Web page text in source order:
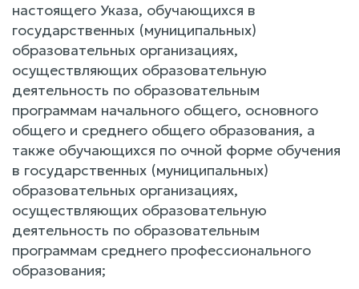
настоящего Указа, обучающихся в
государственных (муниципальных)
образовательных организациях,
осуществляющих образовательную
деятельность по образовательным
программам начального общего, основного
общего и среднего общего образования, а
также обучающихся по очной форме обучения
в государственных (муниципальных)
образовательных организациях,
осуществляющих образовательную
деятельность по образовательным
программам среднего профессионального
образования;